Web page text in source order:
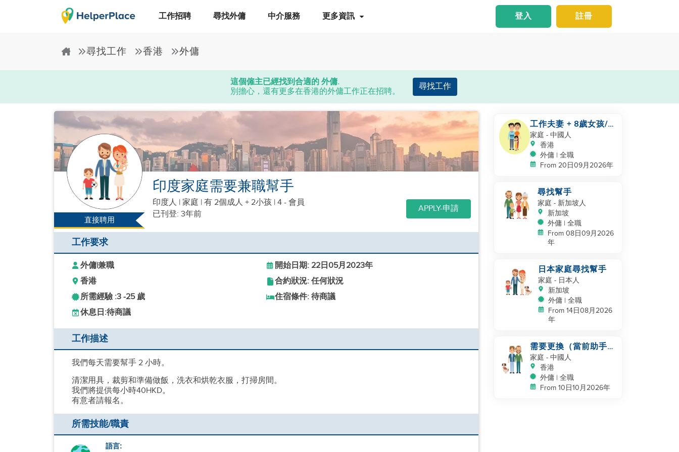
工作招聘 尋找外傭 中介服務 更多資訊 註冊
登入
尋找工作 香港 外傭
這個僱主已經找到合適的 外傭.
別擔心，還有更多在香港的外傭工作正在招聘。
尋找工作
直接聘用
印度家庭需要兼職幫手
印度人 | 家庭 | 有 2個成人 + 2小孩 | 4 - 會員
已刊登: 3年前
APPLY-申請
工作要求
外傭|兼職
開始日期: 22日05月2023年
香港
合約狀況: 任何狀況
所需經驗 :3 -25 歲
住宿條件: 待商議
休息日:待商議
工作描述
我們每天需要幫手 2 小時。
清潔用具，裁剪和準備做飯，洗衣和烘乾衣服，打掃房間。
我們將提供每小時40HKD。
有意者請報名。
所需技能/職責
語言:
工作夫妻 + 8歲女孩/
自有房間和洗手間/
5500-6000
家庭 - 中國人
香港
外傭 | 全職
From 20日09月2026年
尋找幫手
家庭 - 新加坡人
新加坡
外傭 | 全職
From 08日09月2026
年
日本家庭尋找幫手
家庭 - 日本人
新加坡
外傭 | 全職
From 14日08月2026
年
需要更換（當前助手服
務30年）
家庭 - 中國人
香港
外傭 | 全職
From 10日10月2026年